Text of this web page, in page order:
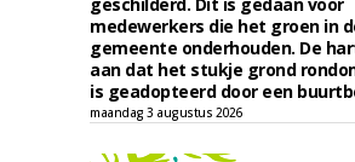
medewerkers die het groen in
gemeente onderhouden. De
aan dat het stukje grond
is geadopteerd door een
maandag 3 augustus 2026